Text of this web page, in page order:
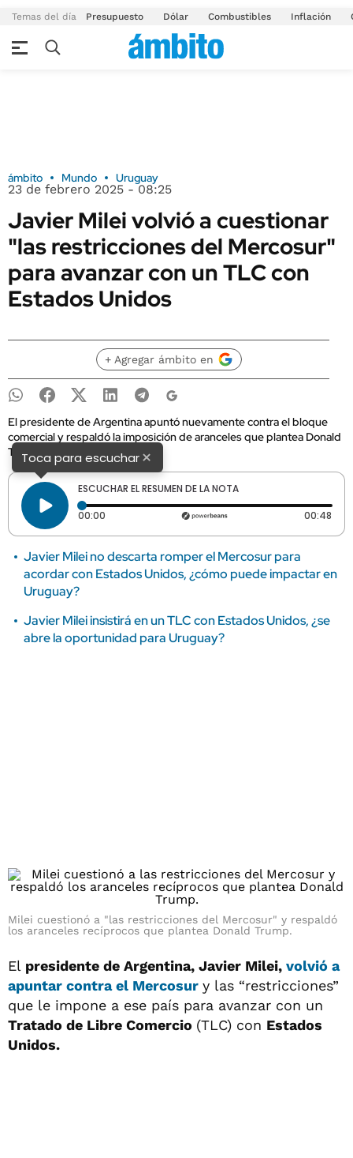
Temas del día Presupuesto Dólar Combustibles Inflación
ámbito Mundo Uruguay
23 de febrero 2025 - 08:25
Javier Milei volvió a cuestionar
"las restricciones del Mercosur"
para avanzar con un TLC con
Estados Unidos
+ Agregar ámbito en
El presidente de Argentina apuntó nuevamente contra el bloque
comercial y respaldó la imposición de aranceles que plantea Donald
Trump.Toca para escuchar×
ESCUCHAR EL RESUMEN DE LA NOTA
00:00 Tiempo transcurrido: 0 segundos 00:48
Javier Milei no descarta romper el Mercosur para
acordar con Estados Unidos, ¿cómo puede impactar en
Uruguay?
Javier Milei insistirá en un TLC con Estados Unidos, ¿se
abre la oportunidad para Uruguay?
Milei cuestionó a "las restricciones del Mercosur" y respaldó
los aranceles recíprocos que plantea Donald Trump.
El presidente de Argentina, Javier Milei, volvió a
apuntar contra el Mercosur y las “restricciones”
que le impone a ese país para avanzar con un
Tratado de Libre Comercio (TLC) con Estados
Unidos.